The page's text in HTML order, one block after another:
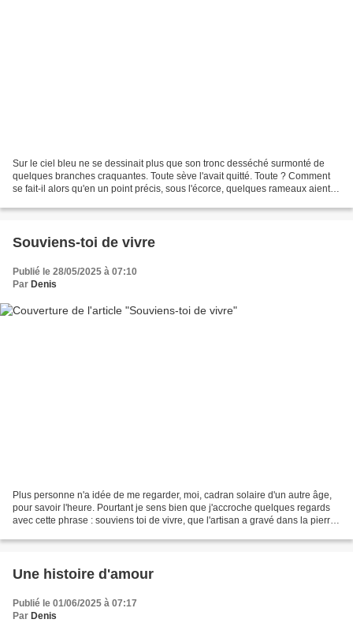
Sur le ciel bleu ne se dessinait plus que son tronc desséché surmonté de
quelques branches craquantes. Toute sève l'avait quitté. Toute ? Comment
se fait-il alors qu'en un point précis, sous l'écorce, quelques rameaux aient
Souviens-toi de vivre
Publié le 28/05/2025 à 07:10
Par Denis
Plus personne n'a idée de me regarder, moi, cadran solaire d'un autre âge,
pour savoir l'heure. Pourtant je sens bien que j'accroche quelques regards
avec cette phrase : souviens toi de vivre, que l'artisan a gravé dans la pierre,
Une histoire d'amour
Publié le 01/06/2025 à 07:17
Par Denis